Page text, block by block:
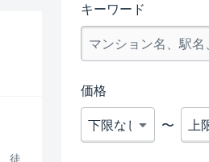
徒
キーワード
価格
〜